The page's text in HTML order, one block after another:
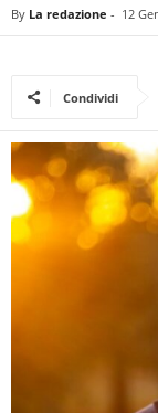
By La redazione - 12
Condividi